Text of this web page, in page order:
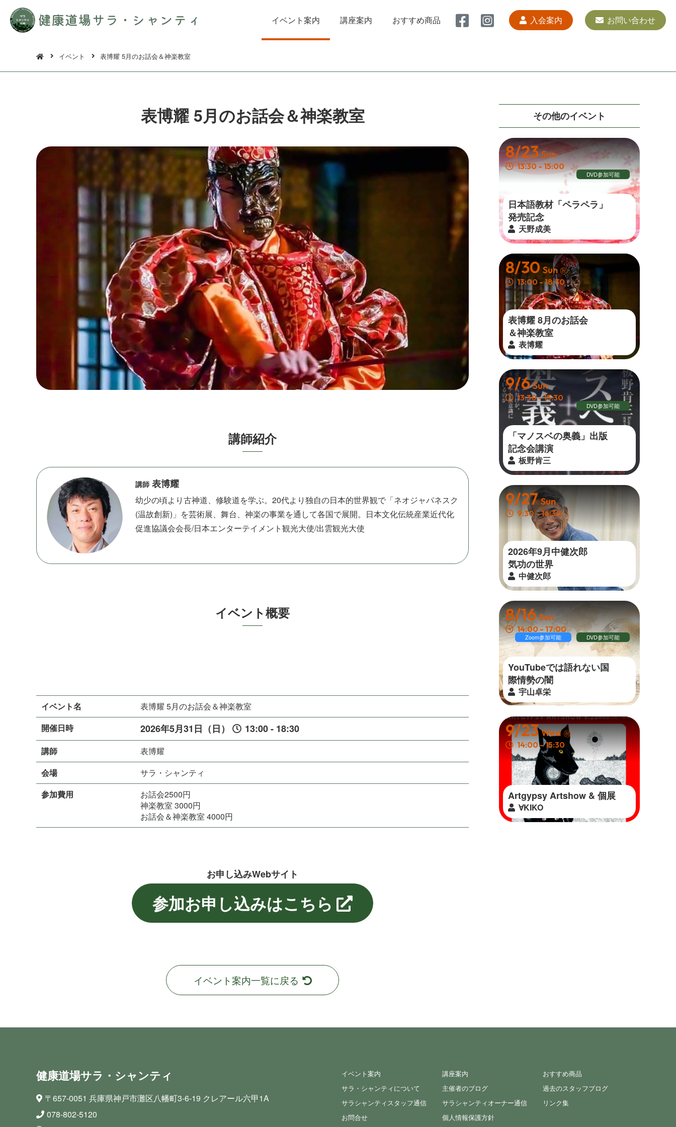
イベント案内 講座案内 おすすめ商品 入会案内 お問い合わせ
イベント 表博耀 5月のお話会＆神楽教室
表博耀 5月のお話会＆ 神 楽 教 室
講 師 紹 介
講師表博耀
幼少の頃より古神道、修験道を学ぶ。20代より独自の日本的世界観で「ネオジャパネスク
(温故創新)」を芸術展、舞台、神楽の事業を通して各国で展開。日本文化伝統産業近代化
促進協議会会長/日本エンターテイメント観光大使/出雲 観 光 大 使
イベ ン ト 概 要
イベント名
表博耀 5月のお話会＆神楽教室
開催日時
2026年5月31日（日） 13:00 - 18:30
講師
表 博 耀
会場
サラ・シ ャ ン テ ィ
参加費用
お話会2500円
神楽教室 3000円
お話会＆神楽教室 4000円
お申し込みWe b サ イ ト
参加お申し込みはこちら
イベント案内一覧に戻る
その他の イ ベ ン ト
DVD参加可能
8/23 Sun
13:30 - 15:00
日本語教材「ペラペラ」
発 売 記 念
天野成美
8/30 Sun㊗
13:00 - 18:30
表博耀 8月のお話会
＆ 神 楽 教 室
表博耀
DVD参加可能
9/6 Sun
13:30 - 15:30
「マノスベの奥義」出版
記 念 会 講 演
板野肯三
9/27 Sun
9:30 - 16:30
2026年9月中健次郎
気 功 の 世 界
中健次郎
Zoom参加可能 DVD参加可能
8/16 Sun
14:00 - 17:00
YouTubeでは語れない国
際 情 勢 の 闇
宇山卓栄
9/23 Wed㊗
14:00 - 15:30
Artgypsy Artshow & 個 展
∀KIKO
健康道場サラ・シ ャ ン テ ィ
〒657-0051 兵庫県神戸市灘区八幡町3-6-19 クレアール六甲1A
078-802-5120
イベント案内 講座案内
おすすめ商品
サラ・シャンティについて
主催者のブログ
過去のスタッフブログ
サラシャンティスタッフ通信
サラシャンティオーナー通信
リンク集
お問合せ
個人情報保護方針